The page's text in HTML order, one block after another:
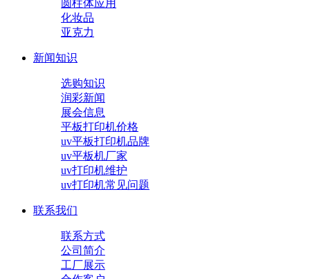
圆柱体应用
化妆品
亚克力
新闻知识
选购知识
润彩新闻
展会信息
平板打印机价格
uv平板打印机品牌
uv平板机厂家
uv打印机维护
uv打印机常见问题
联系我们
联系方式
公司简介
工厂展示